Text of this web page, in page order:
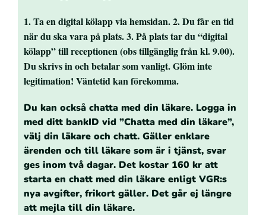
1. Ta en digital kölapp via hemsidan. 2. Du får en tid
när du ska vara på plats. 3. På plats tar du “digital
kölapp” till receptionen (obs tillgänglig från kl. 9.00).
Du skrivs in och betalar som vanligt. Glöm inte
legitimation! Väntetid kan förekomma.
Du kan också chatta med din läkare. Logga in
med ditt bankID vid ”Chatta med din läkare”,
välj din läkare och chatt. Gäller enklare
ärenden och till läkare som är i tjänst, svar
ges inom två dagar. Det kostar 160 kr att
starta en chatt med din läkare enligt VGR:s
nya avgifter, frikort gäller. Det går ej längre
att mejla till din läkare.